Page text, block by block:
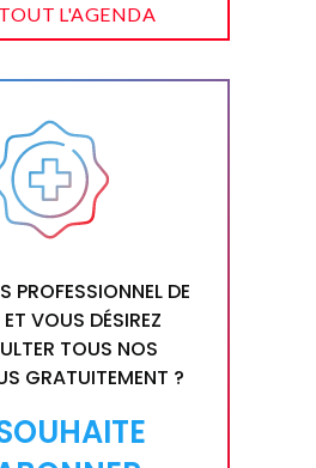
L'AGENDA
PROFESSIONNEL DE
VOUS DÉSIREZ
TOUS NOS
GRATUITEMENT ?